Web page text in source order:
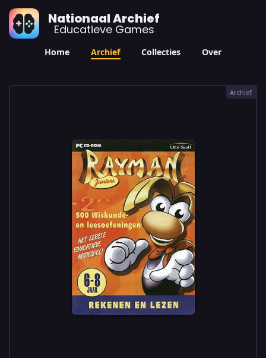
Nationaal Archief
Educatieve Games
Home Archief Collecties Over
Archief